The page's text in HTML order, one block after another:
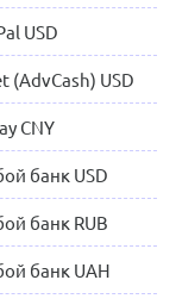
USD
(AdvCash) USD
CNY
банк USD
банк RUB
банк UAH